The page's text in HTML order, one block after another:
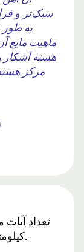
سبک‌تر و
به
ماهیت مایع
هسته آشکار
تعداد آیات
کیلومترهای مربوط به آهن روی زمین است.